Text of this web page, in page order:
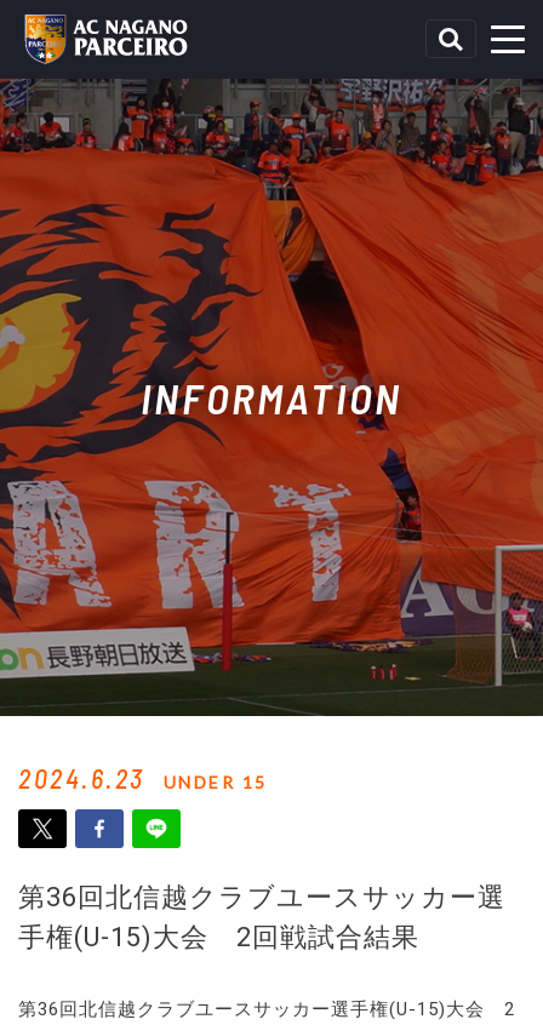
INFORMATION
2024.6.23 UNDER 15
第36回北信越クラブユースサッカー選
手権(U-15)大会 2回戦試合結果
第36回北信越クラブユースサッカー選手権(U-15)大会 2